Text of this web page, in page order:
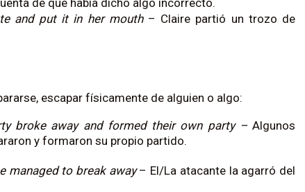
de que había dicho algo incorrecto.
and put it in her mouth– Claire partió un trozo de
escapar físicamente de alguien o algo:
broke away and formed their own party – Algunos
y formaron su propio partido.
managed to break away– El/La atacante la agarró del